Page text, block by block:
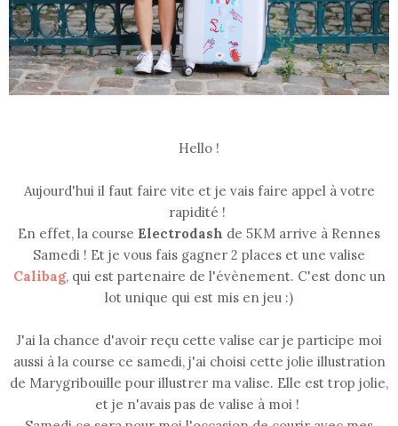
Hello !
Aujourd'hui il faut faire vite et je vais faire appel à votre
rapidité !
En effet, la course Electrodash de 5KM arrive à Rennes
Samedi ! Et je vous fais gagner 2 places et une valise
Calibag, qui est partenaire de l'évènement. C'est donc un
lot unique qui est mis en jeu :)
J'ai la chance d'avoir reçu cette valise car je participe moi
aussi à la course ce samedi, j'ai choisi cette jolie illustration
de Marygribouille pour illustrer ma valise. Elle est trop jolie,
et je n'avais pas de valise à moi !